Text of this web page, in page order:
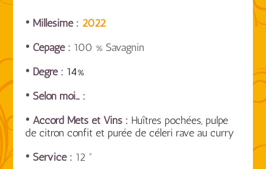
• Millésime : 2022
• Cépage : 100 % Savagnin
• Degré : 14%
• Selon moi… :
• Accord Mets et Vins : Huîtres pochées, pulpe
de citron confit et purée de céleri rave au curry
• Service : 12 °